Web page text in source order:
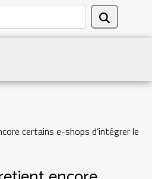
certains e-shops d’intégrer le